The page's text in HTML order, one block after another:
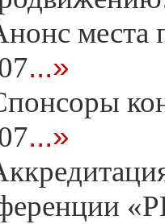
места
...»
...»